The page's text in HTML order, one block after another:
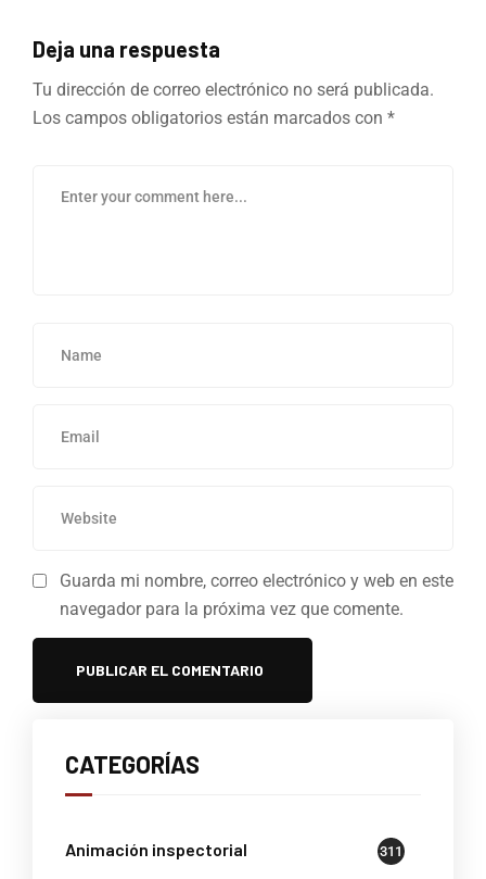
Deja una respuesta
Tu dirección de correo electrónico no será publicada.
Los campos obligatorios están marcados con *
Guarda mi nombre, correo electrónico y web en este
navegador para la próxima vez que comente.
CATEGORÍAS
Animación inspectorial 311